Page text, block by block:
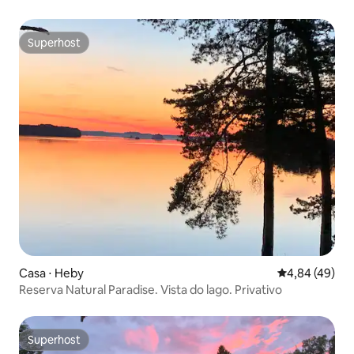
Superhost
Superhost
Casa ⋅ Heby 4,84 de uma
4,84 (49)
Reserva Natural Paradise. Vista do lago. Privativo
Superhost
Superhost